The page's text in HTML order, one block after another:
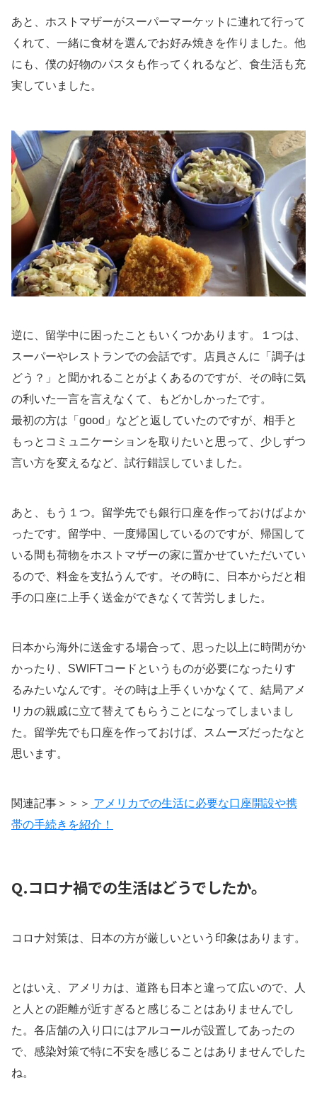
あと、ホストマザーがスーパーマーケットに連れて行って
くれて、一緒に食材を選んでお好み焼きを作りました。他
にも、僕の好物のパスタも作ってくれるなど、食生活も充
実していました。
逆に、留学中に困ったこともいくつかあります。１つは、
スーパーやレストランでの会話です。店員さんに「調子は
どう？」と聞かれることがよくあるのですが、その時に気
の利いた一言を言えなくて、もどかしかったです。
最初の方は「good」などと返していたのですが、相手と
もっとコミュニケーションを取りたいと思って、少しずつ
言い方を変えるなど、試行錯誤していました。
あと、もう１つ。留学先でも銀行口座を作っておけばよか
ったです。留学中、一度帰国しているのですが、帰国して
いる間も荷物をホストマザーの家に置かせていただいてい
るので、料金を支払うんです。その時に、日本からだと相
手の口座に上手く送金ができなくて苦労しました。
日本から海外に送金する場合って、思った以上に時間がか
かったり、SWIFTコードというものが必要になったりす
るみたいなんです。その時は上手くいかなくて、結局アメ
リカの親戚に立て替えてもらうことになってしまいまし
た。留学先でも口座を作っておけば、スムーズだったなと
思います。
関連記事＞＞＞ アメリカでの生活に必要な口座開設や携
帯の手続きを紹介！
Q.コロナ禍での生活はどうでしたか。
コロナ対策は、日本の方が厳しいという印象はあります。
とはいえ、アメリカは、道路も日本と違って広いので、人
と人との距離が近すぎると感じることはありませんでし
た。各店舗の入り口にはアルコールが設置してあったの
で、感染対策で特に不安を感じることはありませんでした
ね。